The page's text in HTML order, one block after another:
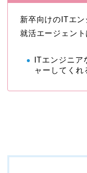
新卒向けのITエ
就活エージェント
ITエンジニ
ャーしてくれ